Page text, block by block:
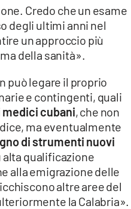
Credo che un esame
degli ultimi anni nel
un approccio più
della sanità».
può legare il proprio
e contingenti, quali
cubani, che non
ma eventualmente
di strumenti nuovi
alta qualificazione
alla emigrazione delle
altre aree del
la Calabria».